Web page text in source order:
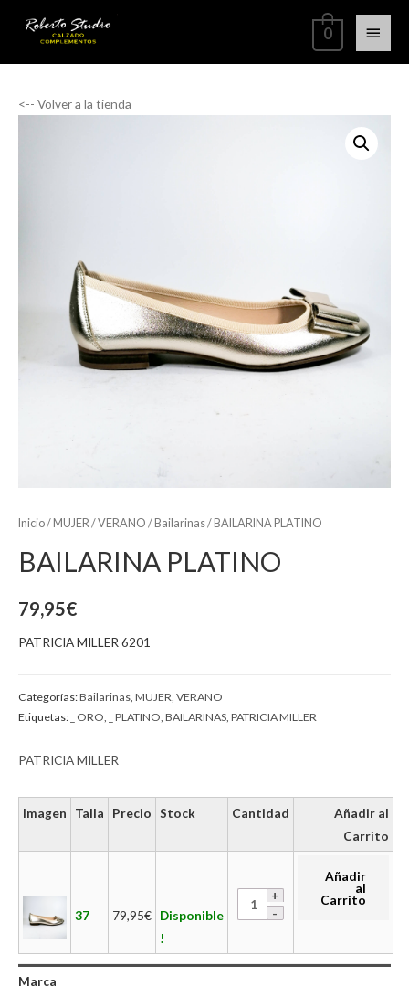
0
<-- Volver a la tienda
Inicio/ MUJER /VERANO / Bailarinas/ BAILARINA PLATINO
BAILARINA PLATINO
79,95€
PATRICIA MILLER 6201
Categorías:Bailarinas MUJER VERANO
Etiquetas:
_ ORO _ PLATINO BAILARINAS PATRICIA MILLER
PATRICIA MILLER
Imagen Talla Precio Stock Cantidad
Añadir al
Carrito
37 79,95€ Disponible
!
Añadir
al
Carrito
Marca